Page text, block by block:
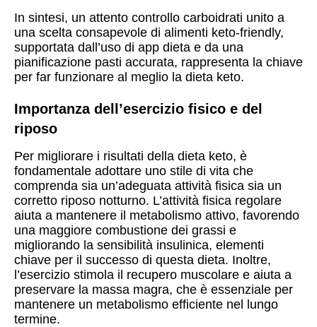
In sintesi, un attento controllo carboidrati unito a
una scelta consapevole di alimenti keto-friendly,
supportata dall’uso di app dieta e da una
pianificazione pasti accurata, rappresenta la chiave
per far funzionare al meglio la dieta keto.
Importanza dell’esercizio fisico e del
riposo
Per migliorare i risultati della dieta keto, è
fondamentale adottare uno stile di vita che
comprenda sia un’adeguata attività fisica sia un
corretto riposo notturno. L’attività fisica regolare
aiuta a mantenere il metabolismo attivo, favorendo
una maggiore combustione dei grassi e
migliorando la sensibilità insulinica, elementi
chiave per il successo di questa dieta. Inoltre,
l’esercizio stimola il recupero muscolare e aiuta a
preservare la massa magra, che è essenziale per
mantenere un metabolismo efficiente nel lungo
termine.